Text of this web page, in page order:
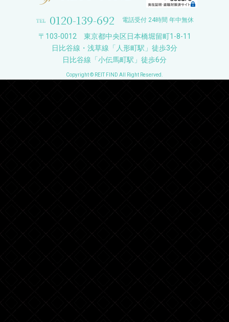
0120-139-692 電話受付 24時間 年中無休
〒103-0012 東京都中央区日本橋堀留町1-8-11
日比谷線・浅草線「人形町駅」徒歩3分
日比谷線「小伝馬町駅」徒歩6分
Copyright © REIT FIND All Right Reserved.